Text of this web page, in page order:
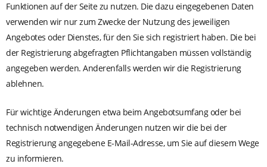
Funktionen auf der Seite zu nutzen. Die dazu eingegebenen Daten
verwenden wir nur zum Zwecke der Nutzung des jeweiligen
Angebotes oder Dienstes, für den Sie sich registriert haben. Die bei
der Registrierung abgefragten Pflichtangaben müssen vollständig
angegeben werden. Anderenfalls werden wir die Registrierung
ablehnen.
Für wichtige Änderungen etwa beim Angebotsumfang oder bei
technisch notwendigen Änderungen nutzen wir die bei der
Registrierung angegebene E-Mail-Adresse, um Sie auf diesem Wege
zu informieren.